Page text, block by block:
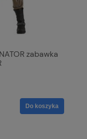
zabawka
Do koszyka